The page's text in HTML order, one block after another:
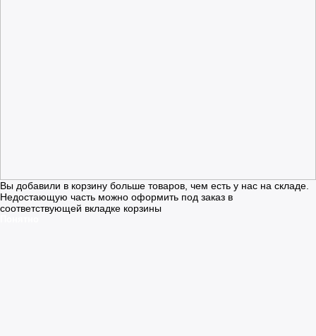
Вы добавили в корзину больше товаров, чем есть у нас на складе.
Недостающую часть можно оформить под заказ в
соответствующей вкладке корзины